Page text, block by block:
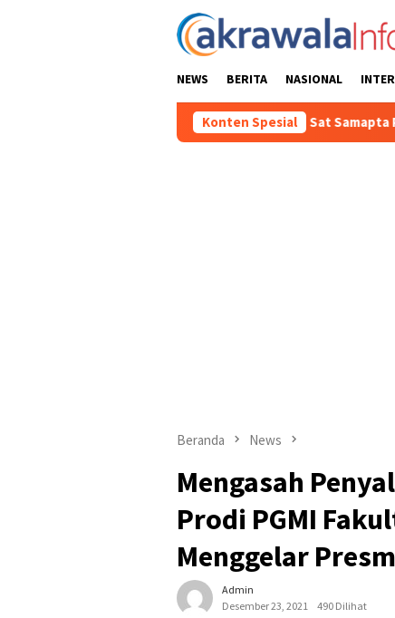
NEWS BERITA NASIONAL
Konten Spesial
Wilayah, Sat Samapta Polres Toraja Utara
Beranda News
Mengasah
Prodi PGMI
Menggelar
Admin
Desember 23, 2021
490 Dilihat